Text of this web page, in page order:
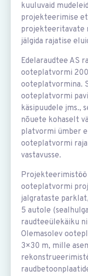
kuuluvaid
projekteerimise
projekteeritavate
jälgida rajatise
Edelaraudtee AS
ooteplatvormi
ooteplatvormina.
ooteplatvormi
käsipuudele jms.,
nõuete kohaselt
platvormi ümber
ooteplatvormi
vastavusse.
Projekteerimistöö
ooteplatvormi
jalgrataste
5 autole
raudteeülekäiku
Olemasolev
3×30 m, mille